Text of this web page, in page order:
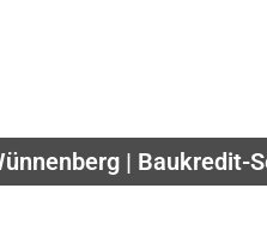
| Baukredit-